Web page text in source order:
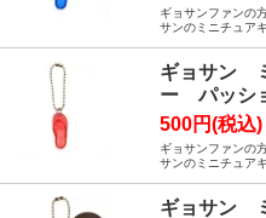
ギョサンファンの
サンのミニチュア
ギョサン
ー パッシ
500円(税込)
ギョサンファンの
サンのミニチュア
ギョサン